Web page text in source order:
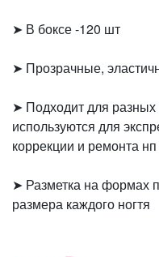
➤ В боксе -120 шт
➤ Прозрачные,
➤ Подходит для
используются для
коррекции и ремонта нп
➤ Разметка на формах
размера каждого ногтя